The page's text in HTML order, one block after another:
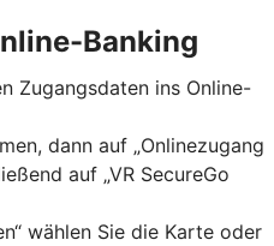
Banking
Zugangsdaten ins Online-
dann auf „Onlinezugang
auf „VR SecureGo
wählen Sie die Karte oder